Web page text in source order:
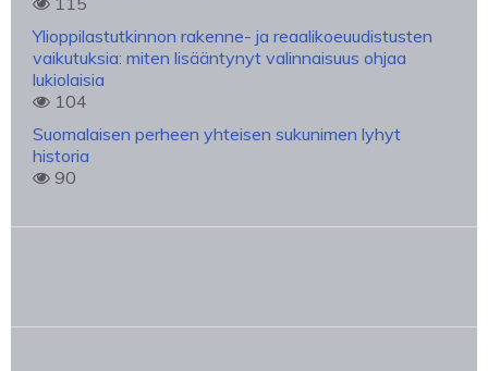
Ylioppilastutkinnon rakenne- ja reaalikoeuudistusten
vaikutuksia: miten lisääntynyt valinnaisuus ohjaa
lukiolaisia
104
Suomalaisen perheen yhteisen sukunimen lyhyt
historia
90